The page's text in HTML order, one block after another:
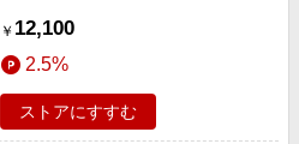
￥ 12,100
2.5%
ストアにすすむ